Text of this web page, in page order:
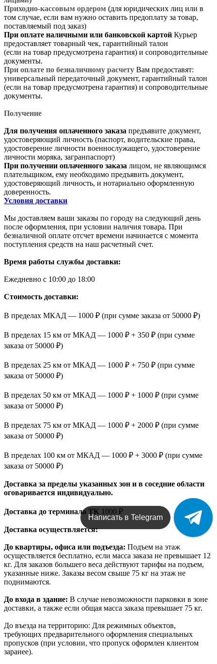
Приходно-кассовым ордером (для юридических лиц или в
том случае, если вам нужно оставить предоплату за товар,
поставляемый под заказ)
При оплате наличными или банковской картой Курьер
предоставляет товарный чек, гарантийный талон
(если на товар предусмотрена гарантия) и сопроводительные
документы.
При оплате по безналичному расчету Вам предоставят:
универсальный передаточный документ, гарантийный талон
(если на товар предусмотрена гарантия) и сопроводительные
документы.
Получение
Для получения оплаченного заказа предъявите документ,
удостоверяющий личность (паспорт, водительские права,
удостоверение личности военнослужащего, удостоверение
личности моряка, загранпаспорт)
При получении оплаченного заказа лицом, не являющимся
плательщиком, ему необходимо предъявить документ,
удостоверяющий личность, и нотариально оформленную
доверенность.
Условия доставки
Мы доставляем ваши заказы по городу на следующий день
после оформления, при условии наличия товара. При
безналичной оплате отсчет времени начинается с момента
поступления средств на наш расчетный счет.
Время работы службы доставки:
Ежедневно с 10:00 до 18:00
Стоимость доставки:
В пределах МКАД — 1000 ₽ (при сумме заказа от 50000 ₽)
В пределах 15 км от МКАД — 1000 ₽ + 350 ₽ (при сумме
заказа от 50000 ₽)
В пределах 25 км от МКАД — 1000 ₽ + 750 ₽ (при сумме
заказа от 50000 ₽)
В пределах 50 км от МКАД — 1000 ₽ + 1000 ₽ (при сумме
заказа от 50000 ₽)
В пределах 75 км от МКАД — 1000 ₽ + 2000 ₽ (при сумме
заказа от 50000 ₽)
В пределах 100 км от МКАД — 1000 ₽ + 3000 ₽ (при сумме
заказа от 50000 ₽)
Доставка за пределы указанных зон и в соседние области
оговаривается индивидуально.
Доставка до терминала ТК 1000 ₽
Доставка осуществляется:
До квартиры, офиса или подъезда: Подъем на этаж
осуществляется бесплатно, если масса заказа не превышает 12
кг. Для заказов большего веса действуют тарифы на подъем,
указанные ниже. Заказы весом свыше 75 кг на этаж не
поднимаются.
До входа в здание: В случае невозможности парковки в зоне
доставки, а также если общая масса заказа превышает 75 кг.
До въезда на территорию: Для режимных объектов,
требующих предварительного оформления специальных
пропусков (при условии, что пропуск оформлен клиентом
заранее).
Написать в Telegram